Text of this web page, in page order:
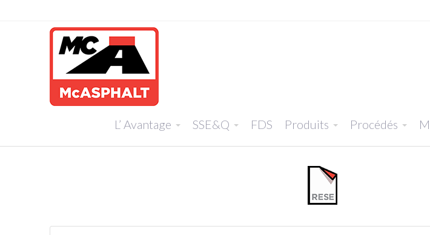
L’ Avantage SSE&Q FDS Produits Procédés